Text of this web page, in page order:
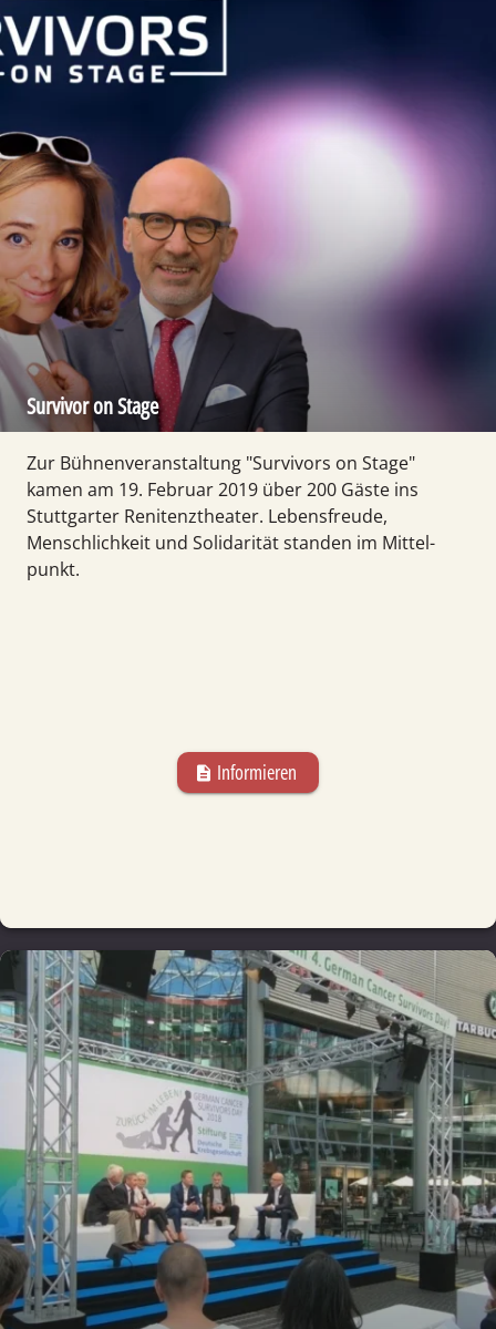
Survivor on Stage
Zur Bühnen­veranstaltung "Survivors on Stage"
kamen am 19. Februar 2019 über 200 Gäste ins
Stuttgarter Renitenz­theater. Lebens­freude,
Menschlichkeit und Solidarität standen im Mittel­
punkt.
description Informieren